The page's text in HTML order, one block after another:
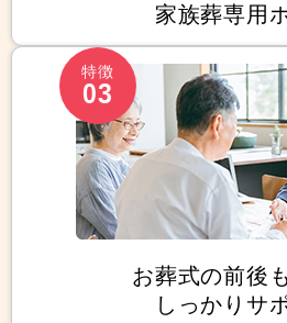
家族葬専用
特徴
03
お葬式の前後
しっかりサ